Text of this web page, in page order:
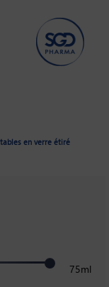
en verre étiré
75ml